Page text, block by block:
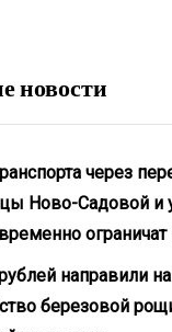
новости
через
Ново-Садовой и
направили на
березовой